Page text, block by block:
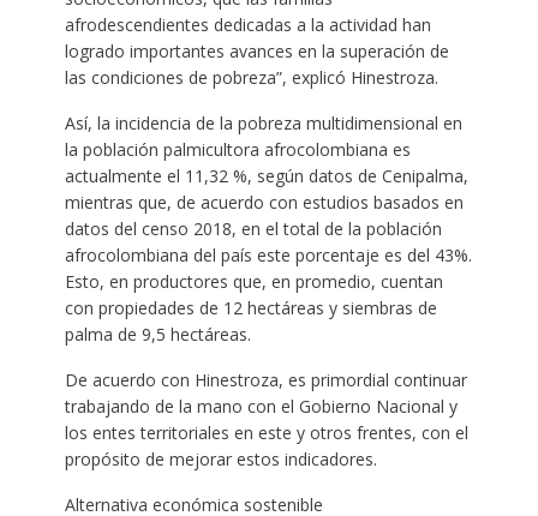
afrodescendientes dedicadas a la actividad han
logrado importantes avances en la superación de
las condiciones de pobreza”, explicó Hinestroza.
Así, la incidencia de la pobreza multidimensional en
la población palmicultora afrocolombiana es
actualmente el 11,32 %, según datos de Cenipalma,
mientras que, de acuerdo con estudios basados en
datos del censo 2018, en el total de la población
afrocolombiana del país este porcentaje es del 43%.
Esto, en productores que, en promedio, cuentan
con propiedades de 12 hectáreas y siembras de
palma de 9,5 hectáreas.
De acuerdo con Hinestroza, es primordial continuar
trabajando de la mano con el Gobierno Nacional y
los entes territoriales en este y otros frentes, con el
propósito de mejorar estos indicadores.
Alternativa económica sostenible